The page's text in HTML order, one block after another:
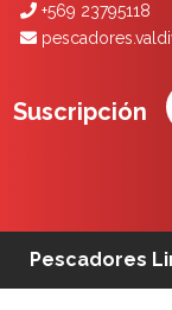
+569 23795118
Suscripción
Pescadores